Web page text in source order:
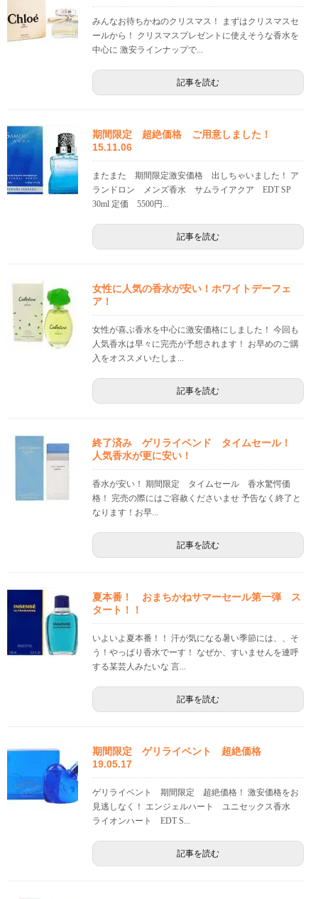
みんなお待ちかねのクリスマス！ まずはクリスマスセ
ールから！ クリスマスプレゼントに使えそうな香水を
中心に 激安ラインナップで...
記事を読む
期間限定 超絶価格 ご用意しました！
15.11.06
またまた 期間限定激安価格 出しちゃいました！ ア
ランドロン メンズ香水 サムライアクア EDT SP
30ml 定価 5500円...
記事を読む
女性に人気の香水が安い！ホワイトデーフェ
ア！
女性が喜ぶ香水を中心に激安価格にしました！ 今回も
人気香水は早々に完売が予想されます！ お早めのご購
入をオススメいたしま...
記事を読む
終了済み ゲリライベンド タイムセール！
人気香水が更に安い！
香水が安い！ 期間限定 タイムセール 香水驚愕価
格！ 完売の際にはご容赦くださいませ 予告なく終了と
なります！お早...
記事を読む
夏本番！ おまちかねサマーセール第一弾 ス
タート！！
いよいよ夏本番！！ 汗が気になる暑い季節には、、そ
う！やっぱり香水でーす！ なぜか、すいませんを連呼
する某芸人みたいな 言...
記事を読む
期間限定 ゲリライベント 超絶価格
19.05.17
ゲリライベント 期間限定 超絶価格！ 激安価格をお
見逃しなく！ エンジェルハート ユニセックス香水
ライオンハート EDT S...
記事を読む